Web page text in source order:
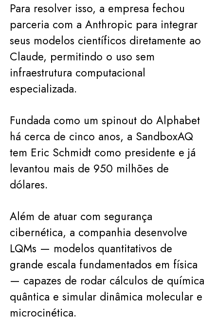
Para resolver isso, a empresa fechou
parceria com a Anthropic para integrar
seus modelos científicos diretamente ao
Claude, permitindo o uso sem
infraestrutura computacional
especializada.
Fundada como um spinout do Alphabet
há cerca de cinco anos, a SandboxAQ
tem Eric Schmidt como presidente e já
levantou mais de 950 milhões de
dólares.
Além de atuar com segurança
cibernética, a companhia desenvolve
LQMs — modelos quantitativos de
grande escala fundamentados em física
— capazes de rodar cálculos de química
quântica e simular dinâmica molecular e
microcinética.